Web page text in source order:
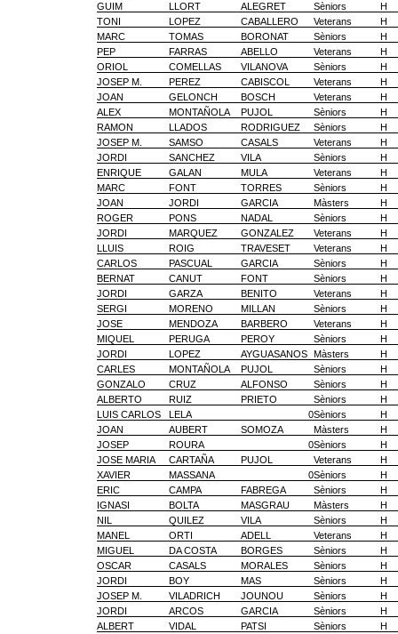
GUIM
LLORT ALEGRET Sèniors
H
TONI
LOPEZ CABALLERO Veterans
H
MARC
TOMAS BORONAT Sèniors
H
PEP
FARRAS ABELLO Veterans
H
ORIOL
COMELLAS VILANOVA Sèniors
H
JOSEP M.
PEREZ CABISCOL Veterans
H
JOAN
GELONCH BOSCH Veterans
H
ALEX
MONTAÑOLA PUJOL Sèniors
H
RAMON
LLADOS RODRIGUEZ Sèniors
H
JOSEP M.
SAMSO CASALS Veterans
H
JORDI
SANCHEZ VILA Sèniors
H
ENRIQUE
GALAN MULA Veterans
H
MARC
FONT TORRES Sèniors
H
JOAN
JORDI GARCIA Màsters
H
ROGER
PONS NADAL Sèniors
H
JORDI
MARQUEZ GONZALEZ Veterans
H
LLUIS
ROIG TRAVESET Veterans
H
CARLOS
PASCUAL GARCIA Sèniors
H
BERNAT
CANUT FONT Sèniors
H
JORDI
GARZA BENITO Veterans
H
SERGI
MORENO MILLAN Sèniors
H
JOSE
MENDOZA BARBERO Veterans
H
MIQUEL
PERUGA PEROY Sèniors
H
JORDI
LOPEZ AYGUASANOS Màsters
H
CARLES
MONTAÑOLA PUJOL Sèniors
H
GONZALO
CRUZ ALFONSO Sèniors
H
ALBERTO
RUIZ PRIETO Sèniors
H
LUIS CARLOS
LELA 0Sèniors
H
JOAN
AUBERT SOMOZA Màsters
H
JOSEP
ROURA 0Sèniors
H
JOSE MARIA
CARTAÑA PUJOL Veterans
H
XAVIER
MASSANA 0Sèniors
H
ERIC
CAMPA FABREGA Sèniors
H
IGNASI
BOLTA MASGRAU Màsters
H
NIL
QUILEZ VILA Sèniors
H
MANEL
ORTI ADELL Veterans
H
MIGUEL
DA COSTA BORGES Sèniors
H
OSCAR
CASALS MORALES Sèniors
H
JORDI
BOY MAS Sèniors
H
JOSEP M.
VILADRICH JOUNOU Sèniors
H
JORDI
ARCOS GARCIA Sèniors
H
ALBERT
VIDAL PATSI Sèniors H